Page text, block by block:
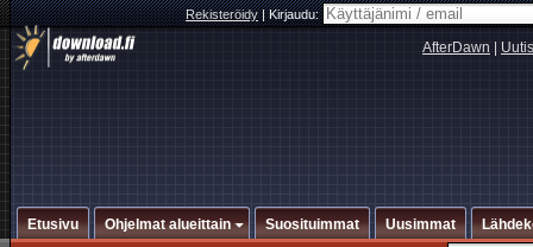
Rekisteröidy|Kirjaudu:
AfterDawn
Etusivu Ohjelmat alueittain Suosituimmat Uusimmat